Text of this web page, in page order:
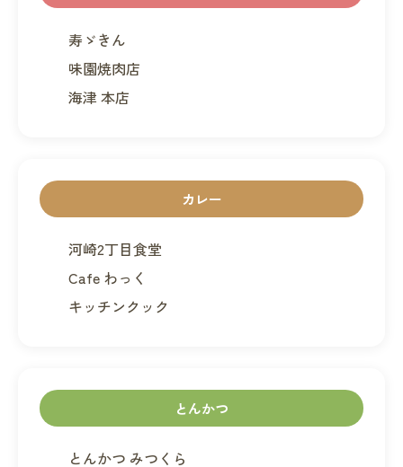
寿ゞきん
味園焼肉店
海津 本店
カレー
河崎2丁目食堂
Cafe わっく
キッチンクック
とんかつ
とんかつ みつくら